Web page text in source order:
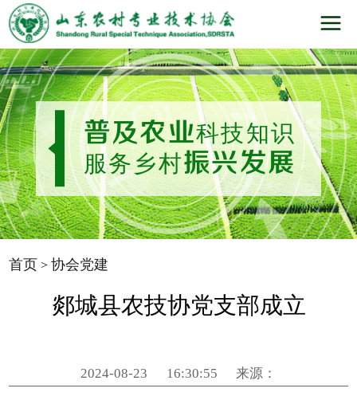
普及农业科技知识
服务乡村振兴发展
首页 >协会党建
郯城县农技协党支部成立
2024-08-23 16:30:55 来源：